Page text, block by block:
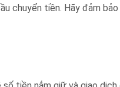
chuyển tiền. Hãy đảm